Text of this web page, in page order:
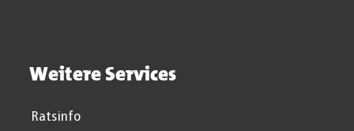
Weitere Services
Ratsinfo